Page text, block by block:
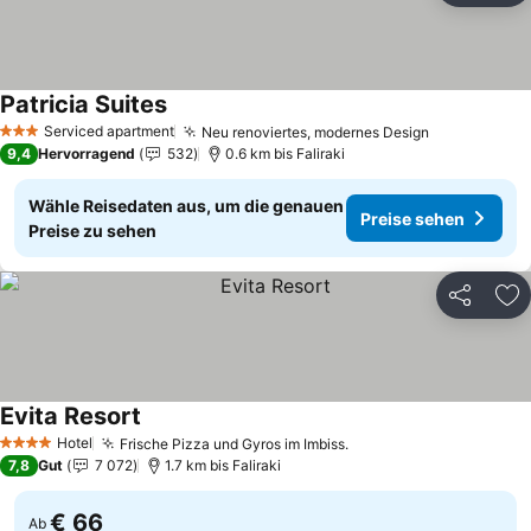
3 SterneServiced apartment Neu renoviertes, modernes Design
Patricia SuitesPreise sehen
9,4 Hervorragend 532 0.6 km bis Faliraki
Wähle Reisedaten aus, um die genauen
Preise zu sehen
Preise sehen
Teilen
4 Sterne Hotel Frische Pizza und Gyros im Imbiss.Preise sehen
Evita Resort
7,8 Gut 7 072 1.7 km bis Faliraki
Ab € 66